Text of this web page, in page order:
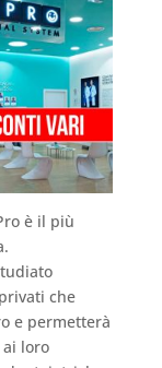
è il più
che
e permetterà
loro